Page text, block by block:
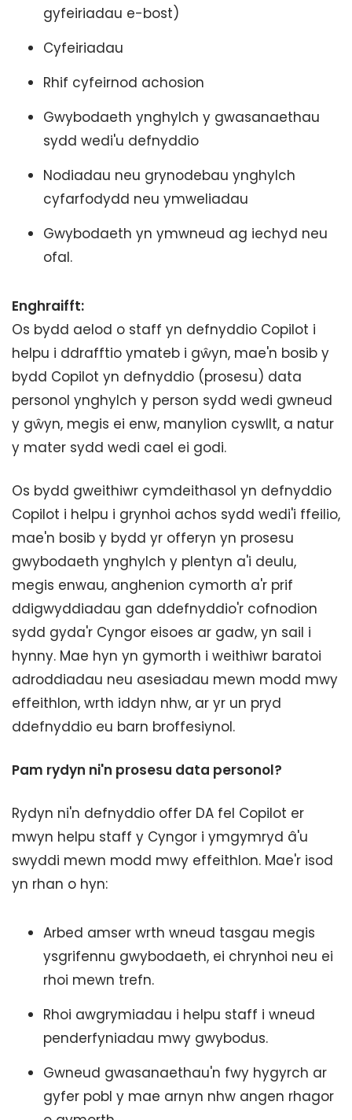
gyfeiriadau e-bost)
Cyfeiriadau
Rhif cyfeirnod achosion
Gwybodaeth ynghylch y gwasanaethau
sydd wedi'u defnyddio
Nodiadau neu grynodebau ynghylch
cyfarfodydd neu ymweliadau
Gwybodaeth yn ymwneud ag iechyd neu
ofal.
Enghraifft:
Os bydd aelod o staff yn defnyddio Copilot i
helpu i ddrafftio ymateb i gŵyn, mae'n bosib y
bydd Copilot yn defnyddio (prosesu) data
personol ynghylch y person sydd wedi gwneud
y gŵyn, megis ei enw, manylion cyswllt, a natur
y mater sydd wedi cael ei godi.
Os bydd gweithiwr cymdeithasol yn defnyddio
Copilot i helpu i grynhoi achos sydd wedi'i ffeilio,
mae'n bosib y bydd yr offeryn yn prosesu
gwybodaeth ynghylch y plentyn a'i deulu,
megis enwau, anghenion cymorth a'r prif
ddigwyddiadau gan ddefnyddio'r cofnodion
sydd gyda'r Cyngor eisoes ar gadw, yn sail i
hynny. Mae hyn yn gymorth i weithiwr baratoi
adroddiadau neu asesiadau mewn modd mwy
effeithlon, wrth iddyn nhw, ar yr un pryd
ddefnyddio eu barn broffesiynol.
Pam rydyn ni'n prosesu data personol?
Rydyn ni'n defnyddio offer DA fel Copilot er
mwyn helpu staff y Cyngor i ymgymryd â'u
swyddi mewn modd mwy effeithlon. Mae'r isod
yn rhan o hyn:
Arbed amser wrth wneud tasgau megis
ysgrifennu gwybodaeth, ei chrynhoi neu ei
rhoi mewn trefn.
Rhoi awgrymiadau i helpu staff i wneud
penderfyniadau mwy gwybodus.
Gwneud gwasanaethau'n fwy hygyrch ar
gyfer pobl y mae arnyn nhw angen rhagor